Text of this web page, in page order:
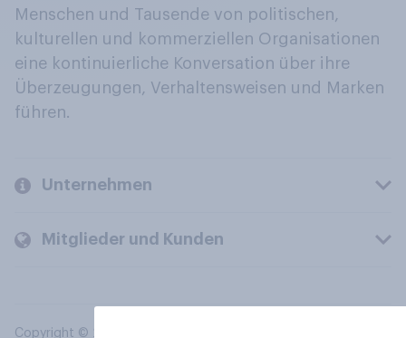
Menschen und Tausende von politischen,
kulturellen und kommerziellen Organisationen
eine kontinuierliche Konversation über ihre
Überzeugungen, Verhaltensweisen und Marken
führen.
Unternehmen
Mitglieder und Kunden
Copyright © 2026 YouGov PLC. Alle Rechte vorbehalten.